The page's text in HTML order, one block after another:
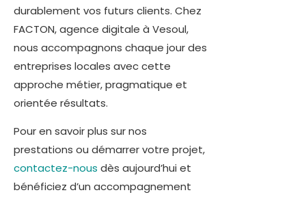
durablement vos futurs clients. Chez
FACTON, agence digitale à Vesoul,
nous accompagnons chaque jour des
entreprises locales avec cette
approche métier, pragmatique et
orientée résultats.
Pour en savoir plus sur nos
prestations ou démarrer votre projet,
contactez-nous dès aujourd’hui et
bénéficiez d’un accompagnement